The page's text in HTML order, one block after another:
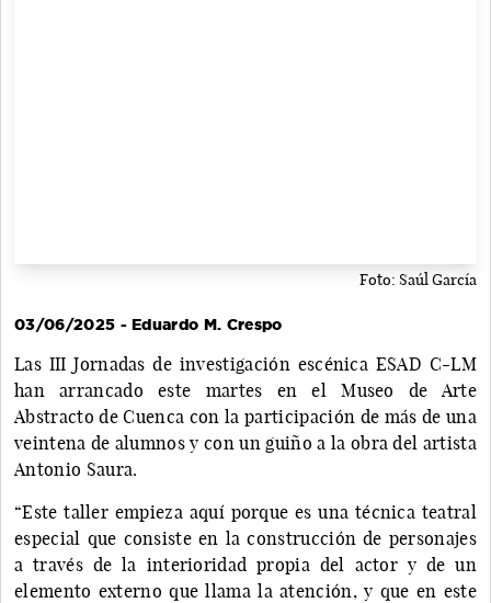
Foto: Saúl García
03/06/2025 - Eduardo M. Crespo
Las III Jornadas de investigación escénica ESAD C-LM
han arrancado este martes en el Museo de Arte
Abstracto de Cuenca con la participación de más de una
veintena de alumnos y con un guiño a la obra del artista
Antonio Saura.
“Este taller empieza aquí porque es una técnica teatral
especial que consiste en la construcción de personajes
a través de la interioridad propia del actor y de un
elemento externo que llama la atención, y que en este